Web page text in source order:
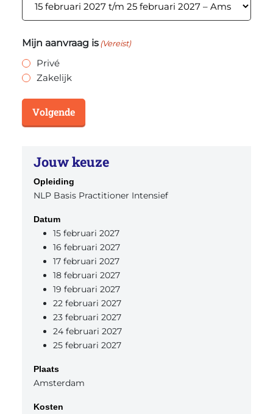
Mijn aanvraag is(Vereist)
Privé
Zakelijk
Volgende
Jouw keuze
Opleiding
NLP Basis Practitioner Intensief
Datum
15 februari 2027
16 februari 2027
17 februari 2027
18 februari 2027
19 februari 2027
22 februari 2027
23 februari 2027
24 februari 2027
25 februari 2027
Plaats
Amsterdam
Kosten